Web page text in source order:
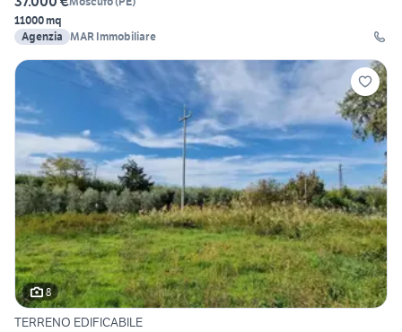
11000 mq
Agenzia MAR Immobiliare
8
TERRENO EDIFICABILE